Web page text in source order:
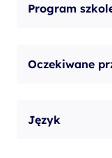
Program
Oczekiwane
Język